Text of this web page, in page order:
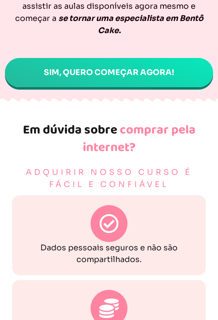
assistir as aulas disponíveis agora mesmo e
começar a se tornar uma especialista em Bentô
Cake.
SIM, QUERO COMEÇAR AGORA!
Em dúvida sobrecomprar pela
internet?
ADQUIRIR NOSSO CURSO É
FÁCIL E CONFIÁVEL
Dados pessoais seguros e não são
compartilhados.